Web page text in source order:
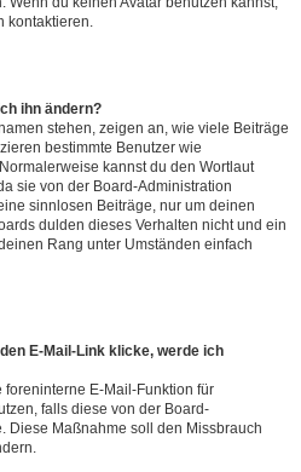
kontaktieren.
ihn ändern?
stehen, zeigen an, wie viele Beiträge
bestimmte Benutzer wie
kannst du den Wortlaut
sie von der Board-Administration
sinnlosen Beiträge, nur um deinen
dulden dieses Verhalten nicht und ein
Rang unter Umständen einfach
E-Mail-Link klicke, werde ich
foreninterne E-Mail-Funktion für
falls diese von der Board-
Diese Maßnahme soll den Missbrauch